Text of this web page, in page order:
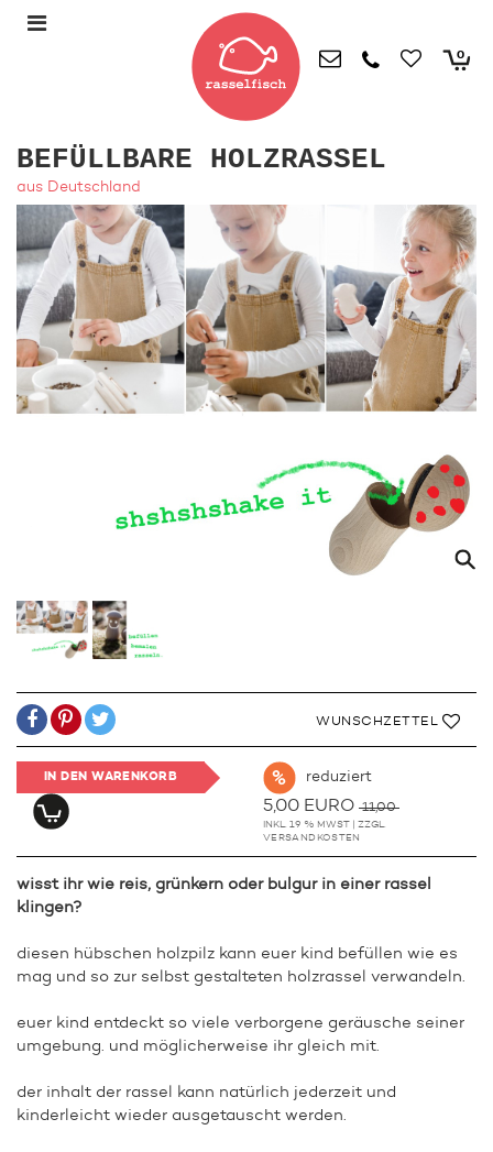
0
BEFÜLLBARE HOLZRASSEL
aus Deutschland
WUNSCHZETTEL
IN DEN WARENKORB reduziert
5,00 EURO 11,00
INKL. 19 % MWST | ZZGL.
VERSANDKOSTEN
wisst ihr wie reis, grünkern oder bulgur in einer rassel
klingen?
diesen hübschen holzpilz kann euer kind befüllen wie es
mag und so zur selbst gestalteten holzrassel verwandeln.
euer kind entdeckt so viele verborgene geräusche seiner
umgebung. und möglicherweise ihr gleich mit.
der inhalt der rassel kann natürlich jederzeit und
kinderleicht wieder ausgetauscht werden.